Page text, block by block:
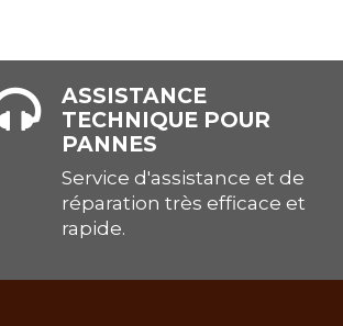
ASSISTANCE
TECHNIQUE POUR
PANNES
Service d'assistance et de
réparation très efficace et
rapide.